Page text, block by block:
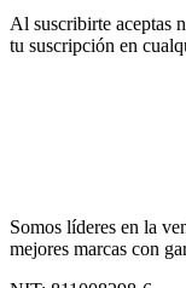
Al suscribirte aceptas
tu suscripción en
Somos líderes en la
mejores marcas con